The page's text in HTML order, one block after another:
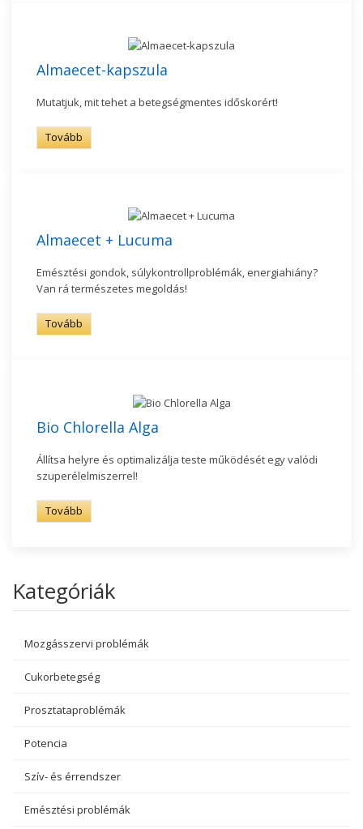
Almaecet-kapszula
Mutatjuk, mit tehet a betegségmentes időskorért!
Tovább
Almaecet + Lucuma
Emésztési gondok, súlykontrollproblémák, energiahiány?
Van rá természetes megoldás!
Tovább
Bio Chlorella Alga
Állítsa helyre és optimalizálja teste működését egy valódi
szuperélelmiszerrel!
Tovább
Kategóriák
Mozgásszervi problémák
Cukorbetegség
Prosztataproblémák
Potencia
Szív- és érrendszer
Emésztési problémák